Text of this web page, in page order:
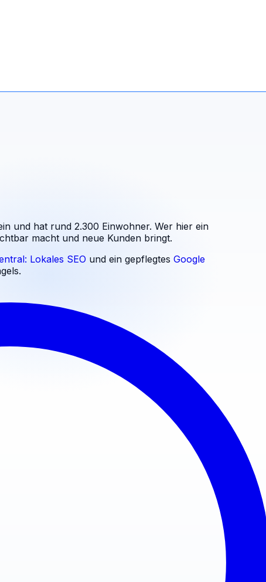
und hat rund 2.300 Einwohner. Wer hier ein
macht und neue Kunden bringt.
Lokales SEO und ein gepflegtes Google
.